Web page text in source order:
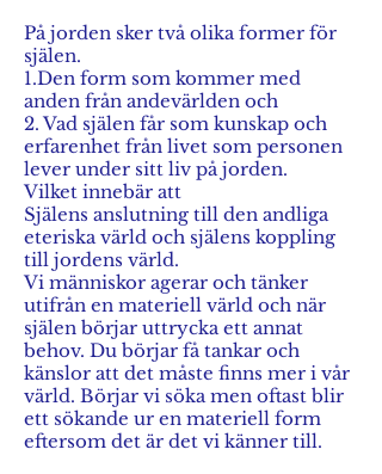
På jorden sker två olika former för
själen.
1.Den form som kommer med
anden från andevärlden och
2. Vad själen får som kunskap och
erfarenhet från livet som personen
lever under sitt liv på jorden.
Vilket innebär att
Själens anslutning till den andliga
eteriska värld och själens koppling
till jordens värld.
Vi människor agerar och tänker
utifrån en materiell värld och när
själen börjar uttrycka ett annat
behov. Du börjar få tankar och
känslor att det måste finns mer i vår
värld. Börjar vi söka men oftast blir
ett sökande ur en materiell form
eftersom det är det vi känner till.